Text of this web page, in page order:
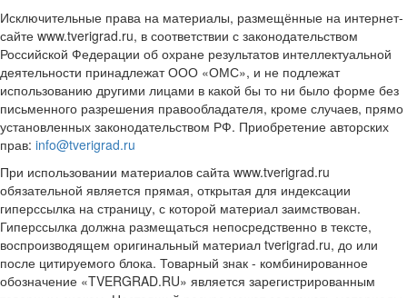
Исключительные права на материалы, размещённые на интернет-
сайте www.tverigrad.ru, в соответствии с законодательством
Российской Федерации об охране результатов интеллектуальной
деятельности принадлежат ООО «ОМС», и не подлежат
использованию другими лицами в какой бы то ни было форме без
письменного разрешения правообладателя, кроме случаев, прямо
установленных законодательством РФ. Приобретение авторских
прав: info@tverigrad.ru
При использовании материалов сайта www.tverigrad.ru
обязательной является прямая, открытая для индексации
гиперссылка на страницу, с которой материал заимствован.
Гиперссылка должна размещаться непосредственно в тексте,
воспроизводящем оригинальный материал tverigrad.ru, до или
после цитируемого блока. Товарный знак - комбинированное
обозначение «TVERGRAD.RU» является зарегистрированным